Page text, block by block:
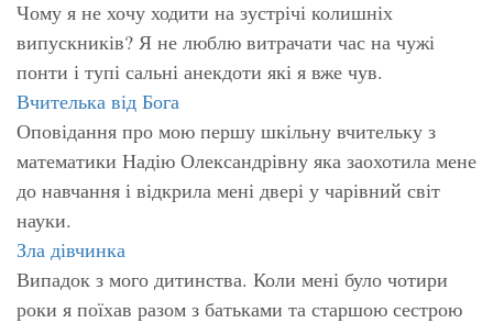
Чому я не хочу ходити на зустрічі колишніх
випускників? Я не люблю витрачати час на чужі
понти і тупі сальні анекдоти які я вже чув.
Вчителька від Бога
Оповідання про мою першу шкільну вчительку з
математики Надію Олександрівну яка заохотила мене
до навчання і відкрила мені двері у чарівний світ
науки.
Зла дівчинка
Випадок з мого дитинства. Коли мені було чотири
роки я поїхав разом з батьками та старшою сестрою